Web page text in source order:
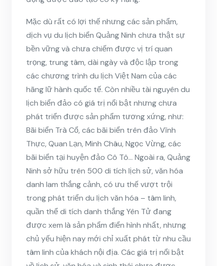
Mặc dù rất có lợi thế nhưng các sản phẩm,
dịch vụ du lịch biển Quảng Ninh chưa thật sự
bền vững và chưa chiếm được vị trí quan
trọng, trung tâm, dài ngày và độc lập trong
các chương trình du lịch Việt Nam của các
hãng lữ hành quốc tế. Còn nhiều tài nguyên du
lịch biển đảo có giá trị nổi bật nhưng chưa
phát triển được sản phẩm tương xứng, như:
Bãi biển Trà Cổ, các bãi biển trên đảo Vĩnh
Thực, Quan Lạn, Minh Châu, Ngọc Vừng, các
bãi biển tại huyện đảo Cô Tô… Ngoài ra, Quảng
Ninh sở hữu trên 500 di tích lịch sử, văn hóa
danh lam thắng cảnh, có ưu thế vượt trội
trong phát triển du lịch văn hóa – tâm linh,
quần thể di tích danh thắng Yên Tử đang
được xem là sản phẩm điển hình nhất, nhưng
chủ yếu hiện nay mới chỉ xuất phát từ nhu cầu
tâm linh của khách nội địa. Các giá trị nổi bật